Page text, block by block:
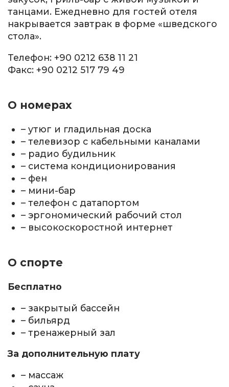
танцами. Ежедневно для гостей отеля
накрывается завтрак в форме «шведского
стола».
Телефон: +90 0212 638 11 21
Факс: +90 0212 517 79 49
О номерах
– утюг и гладильная доска
– телевизор с кабельными каналами
– радио будильник
– система кондиционирования
– фен
– мини-бар
– телефон с датапортом
– эргономический рабочий стол
– высокоскоростной интернет
О спорте
Бесплатно
– закрытый бассейн
– бильярд
– тренажерный зал
За дополнительную плату
– массаж